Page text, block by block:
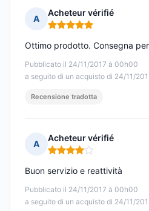
A
Acheteur vérifié
Nota: 5 su 5
Pubblicato il 24/11/2017 à 00h00
a seguito di un acquisto di 24/11/
Ottimo prodotto. Consegna
Recensione tradotta
A
Acheteur vérifié
Nota: 4 su 5
Pubblicato il 24/11/2017 à 00h00
a seguito di un acquisto di 24/11/
Buon servizio e reattività